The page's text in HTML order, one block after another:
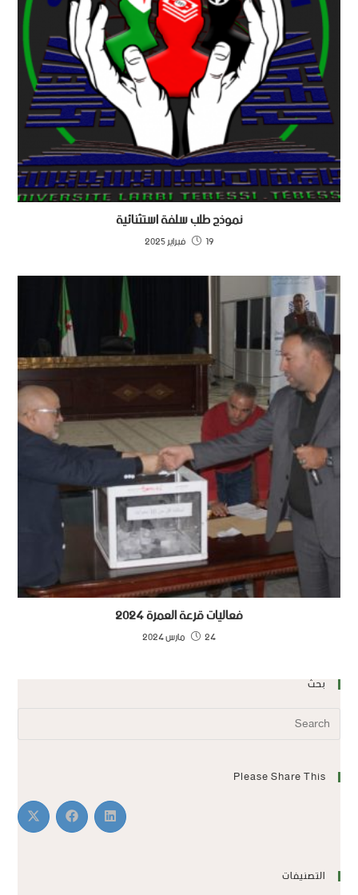
نموذج طلب سلفة استثنائية
19 فبراير 2025
فعاليات قرعة العمرة 2024
24 مارس 2024
بحث
Please Share This
التصنيفات